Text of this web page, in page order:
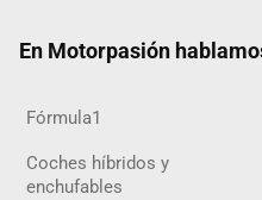
En Motorpasión
Fórmula1
Coches híbridos y
enchufables